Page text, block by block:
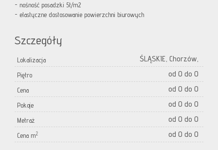
- nośność posadzki 5t/m2
- elastyczne dostosowanie powierzchni biurowych
Szczegóły
Lokalizacja ŚLĄSKIE, Chorzów,
Piętro od 0 do 0
Cena od 0 do 0
Pokoje od 0 do 0
Metraż od 0 do 0
Cena m2 od 0 do 0